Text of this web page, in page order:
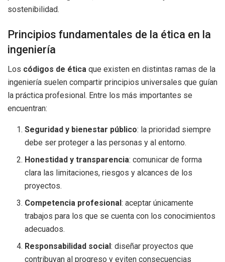
sostenibilidad.
Principios fundamentales de la ética en la
ingeniería
Los códigos de ética que existen en distintas ramas de la
ingeniería suelen compartir principios universales que guían
la práctica profesional. Entre los más importantes se
encuentran:
Seguridad y bienestar público: la prioridad siempre
debe ser proteger a las personas y al entorno.
Honestidad y transparencia: comunicar de forma
clara las limitaciones, riesgos y alcances de los
proyectos.
Competencia profesional: aceptar únicamente
trabajos para los que se cuenta con los conocimientos
adecuados.
Responsabilidad social: diseñar proyectos que
contribuyan al progreso y eviten consecuencias